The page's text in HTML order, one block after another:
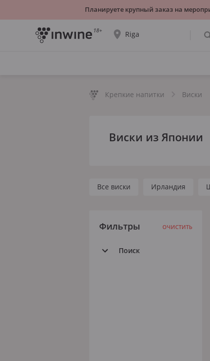
18+ Riga
ДА, ВСЁ ВЕРНО ВЫБРАТЬ ДРУГОЙ
Крепкие напитки Виски
Виски из Японии
Все виски Ирландия
Фильтры ОЧИСТИТЬ
Поиск
Планируете крупный заказ на